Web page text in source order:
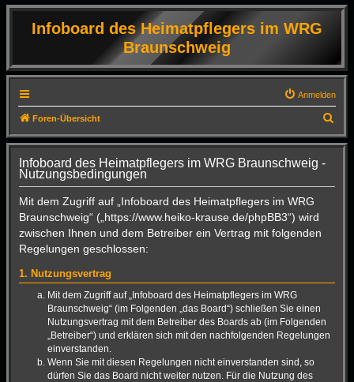
Infoboard des Heimatpflegers im WRG
Braunschweig
Anmelden
Foren-Übersicht
u
Infoboard des Heimatpflegers im WRG Braunschweig -
Nutzungsbedingungen
Mit dem Zugriff auf „Infoboard des Heimatpflegers im WRG
Braunschweig“ („https://www.heiko-krause.de/phpBB3“) wird
zwischen Ihnen und dem Betreiber ein Vertrag mit folgenden
Regelungen geschlossen:
1. Nutzungsvertrag
Mit dem Zugriff auf „Infoboard des Heimatpflegers im WRG
Braunschweig“ (im Folgenden „das Board“) schließen Sie einen
Nutzungsvertrag mit dem Betreiber des Boards ab (im Folgenden
„Betreiber“) und erklären sich mit den nachfolgenden Regelungen
einverstanden.
Wenn Sie mit diesen Regelungen nicht einverstanden sind, so
dürfen Sie das Board nicht weiter nutzen. Für die Nutzung des